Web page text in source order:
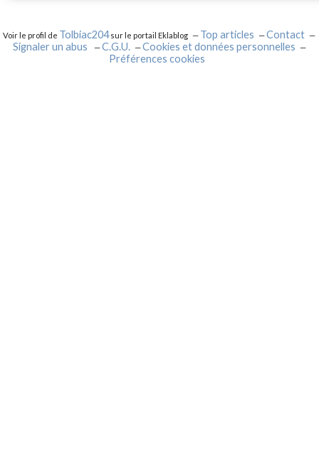
Voir le profil de Tolbiac204sur le portail Eklablog Top articles
Contact
Signaler un abus
C.G.U.
Cookies et données personnelles
Préférences cookies